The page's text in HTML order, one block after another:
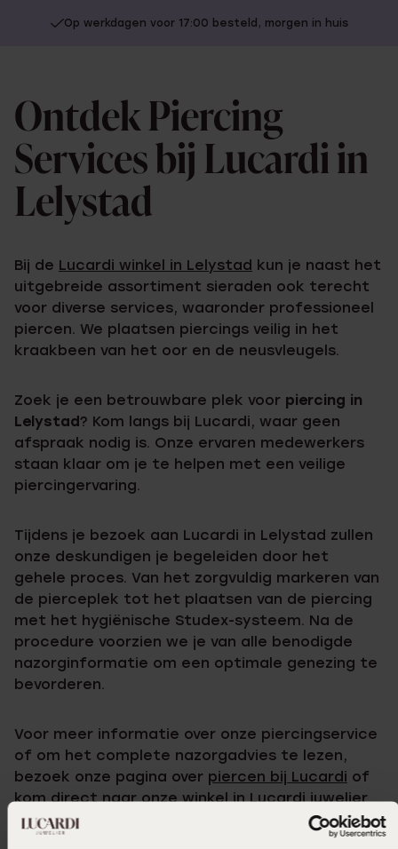
Op werkdagen voor 17:00 besteld, morgen in huis
Ontdek Piercing
Services bij Lucardi in
Lelystad
Bij de Lucardi winkel in Lelystad kun je naast het
uitgebreide assortiment sieraden ook terecht
voor diverse services, waaronder professioneel
piercen. We plaatsen piercings veilig in het
kraakbeen van het oor en de neusvleugels.
Zoek je een betrouwbare plek voor piercing in
Lelystad? Kom langs bij Lucardi, waar geen
afspraak nodig is. Onze ervaren medewerkers
staan klaar om je te helpen met een veilige
piercingervaring.
Tijdens je bezoek aan Lucardi in Lelystad zullen
onze deskundigen je begeleiden door het
gehele proces. Van het zorgvuldig markeren van
de pierceplek tot het plaatsen van de piercing
met het hygiënische Studex-systeem. Na de
procedure voorzien we je van alle benodigde
nazorginformatie om een optimale genezing te
bevorderen.
Voor meer informatie over onze piercingservice
of om het complete nazorgadvies te lezen,
bezoek onze pagina over piercen bij Lucardi of
kom direct naar onze winkel inLucardi juwelier
Lelystad